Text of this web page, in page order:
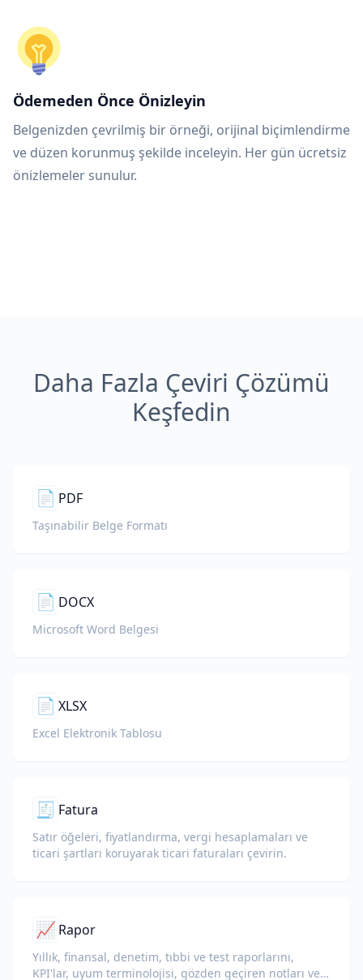
Ödemeden Önce Önizleyin
Belgenizden çevrilmiş bir örneği, orijinal biçimlendirme
ve düzen korunmuş şekilde inceleyin. Her gün ücretsiz
önizlemeler sunulur.
Daha Fazla Çeviri Çözümü
Keşfedin
📄 PDF
Taşınabilir Belge Formatı
📄 DOCX
Microsoft Word Belgesi
📄 XLSX
Excel Elektronik Tablosu
🧾 Fatura
Satır öğeleri, fiyatlandırma, vergi hesaplamaları ve
ticari şartları koruyarak ticari faturaları çevirin.
📈 Rapor
Yıllık, finansal, denetim, tıbbi ve test raporlarını,
KPI'lar, uyum terminolojisi, gözden geçiren notları ve